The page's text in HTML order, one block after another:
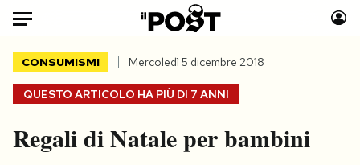
Auto
HOME
Italia
Moda
QUESTO ARTICOLO HA PIÙ DI 7 ANNI
CONSUMISMI Mercoledì 5 dicembre 2018
Regali di Natale per bambini